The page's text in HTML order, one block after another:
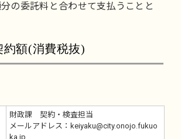
の委託料と合わせて支払うことと
約額(消費税抜)
財政課 契約・検査担当
メールアドレス：keiyaku@city.onojo.fukuo
ka.jp